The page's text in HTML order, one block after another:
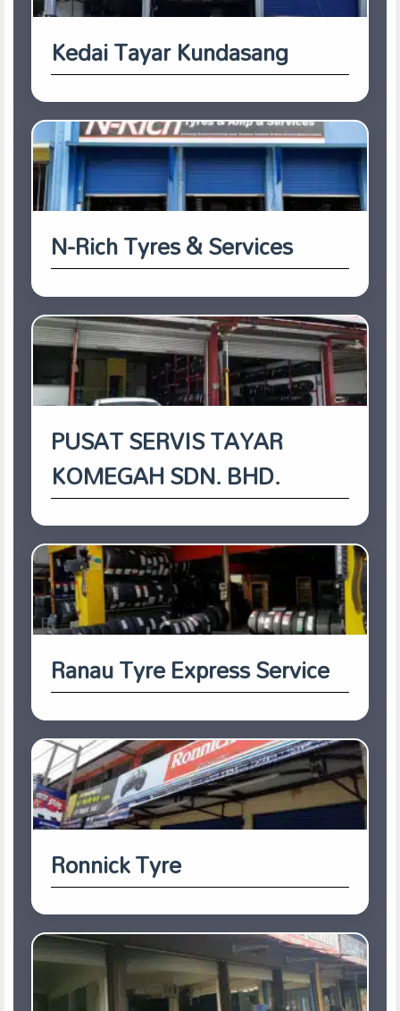
Kedai Tayar Kundasang
N-Rich Tyres & Services
PUSAT SERVIS TAYAR
KOMEGAH SDN. BHD.
Ranau Tyre Express Service
Ronnick Tyre